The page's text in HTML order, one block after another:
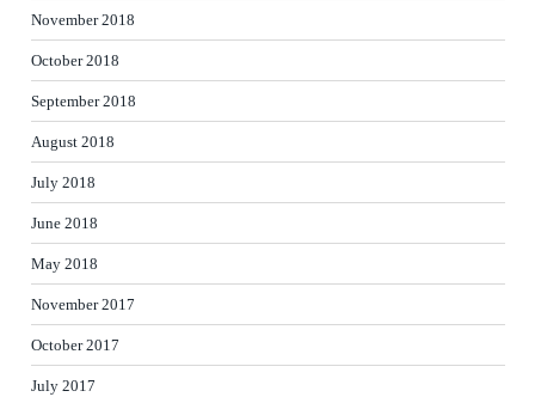
November 2018
October 2018
September 2018
August 2018
July 2018
June 2018
May 2018
November 2017
October 2017
July 2017